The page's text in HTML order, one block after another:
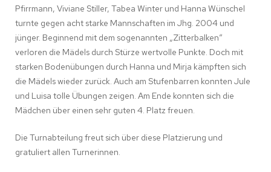
Pfirrmann, Viviane Stiller, Tabea Winter und Hanna Wünschel
turnte gegen acht starke Mannschaften im Jhg. 2004 und
jünger. Beginnend mit dem sogenannten „Zitterbalken“
verloren die Mädels durch Stürze wertvolle Punkte. Doch mit
starken Bodenübungen durch Hanna und Mirja kämpften sich
die Mädels wieder zurück. Auch am Stufenbarren konnten Jule
und Luisa tolle Übungen zeigen. Am Ende konnten sich die
Mädchen über einen sehr guten 4. Platz freuen.
Die Turnabteilung freut sich über diese Platzierung und
gratuliert allen Turnerinnen.